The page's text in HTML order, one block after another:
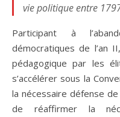
vie politique entre
Participant à
démocratiques de l’an
pédagogique par les
s’accélérer sous la
la nécessaire défense
de réaffirmer la